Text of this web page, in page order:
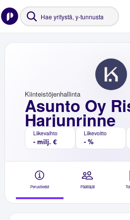
Asunto Oy
Harjunrinne
Kiinteistöjenhallinta
Liikevaihto
- milj. €
Liikevoitto
- %
Perustiedot Päättäjät